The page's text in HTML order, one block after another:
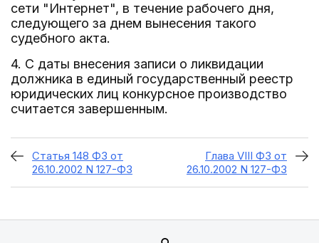
сети "Интернет", в течение рабочего дня,
следующего за днем вынесения такого
судебного акта.
4. С даты внесения записи о ликвидации
должника в единый государственный реестр
юридических лиц конкурсное производство
считается завершенным.
Статья 148 ФЗ от
26.10.2002 N 127-ФЗ
Глава VIII ФЗ от
26.10.2002 N 127-ФЗ